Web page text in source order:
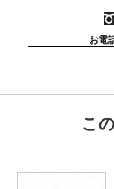
お電
こ